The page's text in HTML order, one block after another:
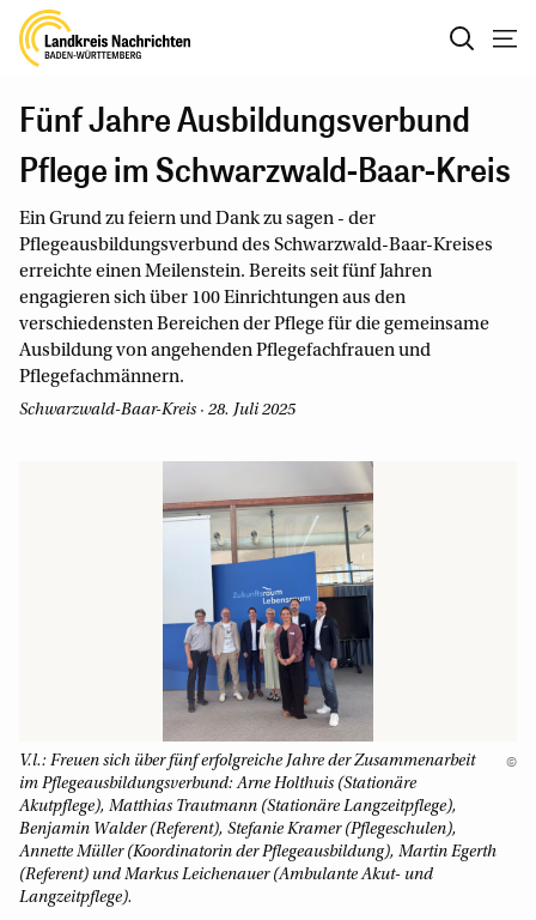
Fünf Jahre Ausbildungsverbund
Pflege im Schwarzwald-Baar-Kreis
Ein Grund zu feiern und Dank zu sagen - der
Pflegeausbildungsverbund des Schwarzwald-Baar-Kreises
erreichte einen Meilenstein. Bereits seit fünf Jahren
engagieren sich über 100 Einrichtungen aus den
verschiedensten Bereichen der Pflege für die gemeinsame
Ausbildung von angehenden Pflegefachfrauen und
Pflegefachmännern.
Schwarzwald-Baar-Kreis · 28. Juli 2025
V.l.: Freuen sich über fünf erfolgreiche Jahre der Zusammenarbeit
im Pflegeausbildungsverbund: Arne Holthuis (Stationäre
Akutpflege), Matthias Trautmann (Stationäre Langzeitpflege),
Benjamin Walder (Referent), Stefanie Kramer (Pflegeschulen),
Annette Müller (Koordinatorin der Pflegeausbildung), Martin Egerth
(Referent) und Markus Leichenauer (Ambulante Akut- und
Langzeitpflege).
©